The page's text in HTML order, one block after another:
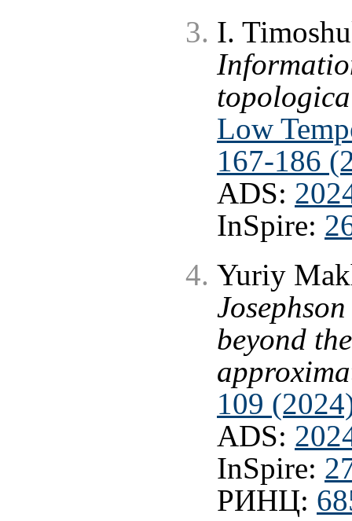
I.
Low
167-186
ADS:
InSpire:
Yuriy
beyond
109
ADS:
InSpire:
РИНЦ: